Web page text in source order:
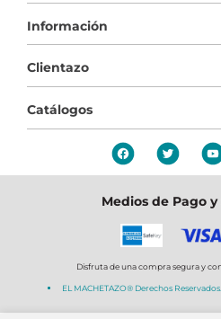
Información
Clientazo
Catálogos
Medios de Pago
Disfruta de una compra segura y
EL MACHETAZO® Derechos